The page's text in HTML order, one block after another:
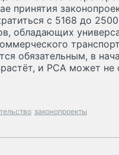
принятия
с 5168 до
обладающих
обязательным, в
и РСА может не
законопроекты